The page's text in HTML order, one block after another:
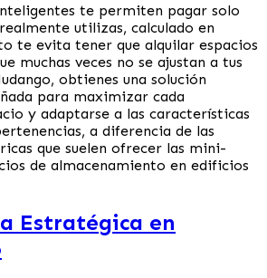
te permiten pagar solo
utilizas, calculado en
te evita tener que alquilar espacios
muchas veces no se ajustan a tus
obtienes una solución
para maximizar cada
y adaptarse a las características
a diferencia de las
que suelen ofrecer las mini-
de almacenamiento en edificios
Estratégica en